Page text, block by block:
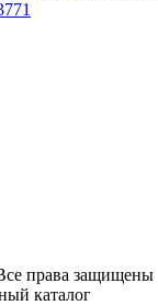
права защищены
каталог